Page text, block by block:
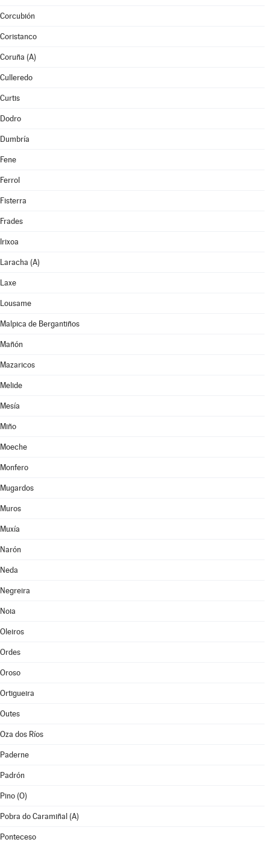
Corcubión
Coristanco
Coruña (A)
Culleredo
Curtis
Dodro
Dumbría
Fene
Ferrol
Fisterra
Frades
Irixoa
Laracha (A)
Laxe
Lousame
Malpica de Bergantiños
Mañón
Mazaricos
Melide
Mesía
Miño
Moeche
Monfero
Mugardos
Muros
Muxía
Narón
Neda
Negreira
Noia
Oleiros
Ordes
Oroso
Ortigueira
Outes
Oza dos Ríos
Paderne
Padrón
Pino (O)
Pobra do Caramiñal (A)
Ponteceso